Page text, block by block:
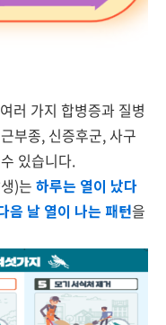
러 가지 합병증과 질병
부종, 신증후군, 사구
있습니다.
)는 하루는 열이 났다
음 날 열이 나는 패턴을